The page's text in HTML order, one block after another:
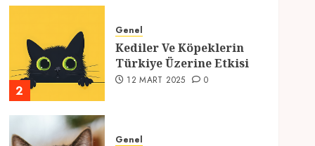
2
Genel
Kediler Ve Köpeklerin
Türkiye Üzerine Etkisi
12 MART 2025 0
Genel